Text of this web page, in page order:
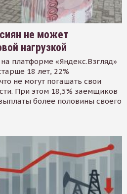
не может
нагрузкой
платформе «Яндекс.Взгляд»
18 лет, 22%
не могут погашать свои
При этом 18,5% заемщиков
более половины своего